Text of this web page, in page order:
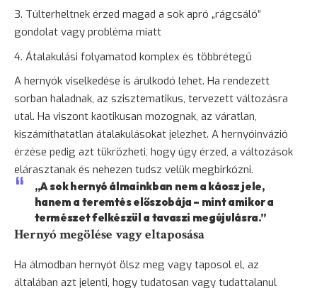
Túlterheltnek érzed magad a sok apró „rágcsáló”
gondolat vagy probléma miatt
Átalakulási folyamatod komplex és többrétegű
A hernyók viselkedése is árulkodó lehet. Ha rendezett
sorban haladnak, az szisztematikus, tervezett változásra
utal. Ha viszont kaotikusan mozognak, az váratlan,
kiszámíthatatlan átalakulásokat jelezhet. A hernyóinvázió
érzése pedig azt tükrözheti, hogy úgy érzed, a változások
elárasztanak és nehezen tudsz velük megbirkózni.
„A sok hernyó álmainkban nem a káosz jele,
hanem a teremtés előszobája – mint amikor a
természet felkészül a tavaszi megújulásra.”
Hernyó megölése vagy eltaposása
Ha álmodban hernyót ölsz meg vagy taposol el, az
általában azt jelenti, hogy tudatosan vagy tudattalanul